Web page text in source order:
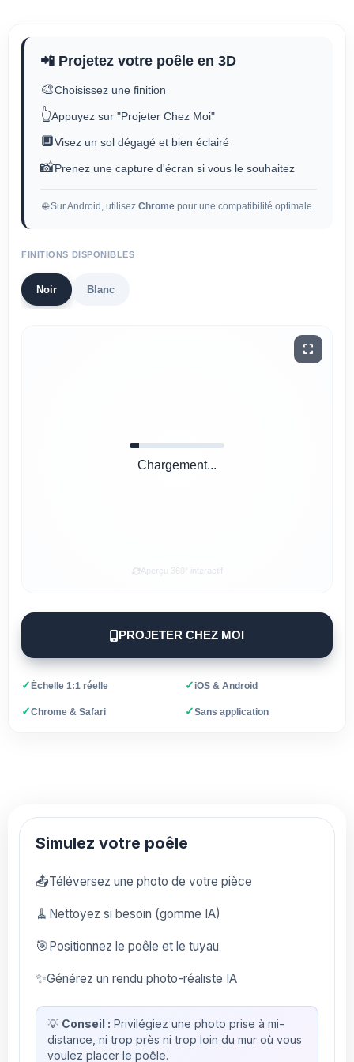
📲 Projetez votre poêle en 3D
🎨Choisissez une finition
👆Appuyez sur "Projeter Chez Moi"
🔲Visez un sol dégagé et bien éclairé
📸Prenez une capture d'écran si vous le souhaitez
🌐 Sur Android, utilisez Chrome pour une compatibilité optimale.
FINITIONS DISPONIBLES
Noir Blanc
Chargement...
Aperçu 360° interactif
PROJETER CHEZ MOI
✓Échelle 1:1 réelle ✓iOS & Android
✓Chrome & Safari ✓Sans application
Simulez votre poêle
📤Téléversez une photo de votre pièce
🧹 Nettoyez si besoin (gomme IA)
🎯Positionnez le poêle et le tuyau
✨Générez un rendu photo-réaliste IA
💡 Conseil : Privilégiez une photo prise à mi-
distance, ni trop près ni trop loin du mur où vous
voulez placer le poêle.